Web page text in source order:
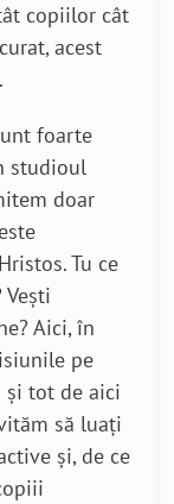
copiilor cât
acest
foarte
studioul
doar
Tu ce
Aici, în
pe
și tot de aici
să luați
și, de ce